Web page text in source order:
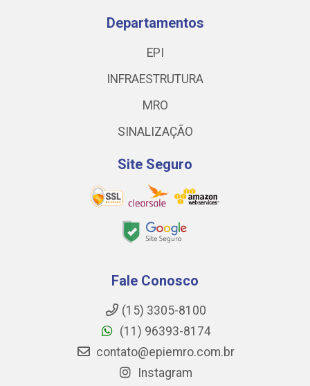
Departamentos
EPI
INFRAESTRUTURA
MRO
SINALIZAÇÃO
Site Seguro
Fale Conosco
(15) 3305-8100
(11) 96393-8174
contato@epiemro.com.br
Instagram